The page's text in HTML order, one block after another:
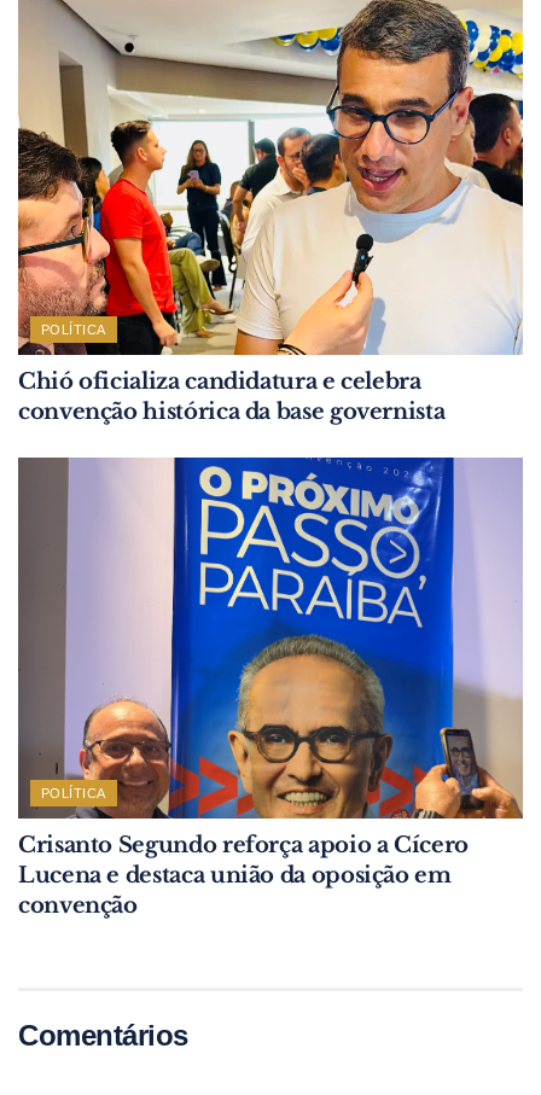
POLÍTICA
Chió oficializa candidatura e celebra
convenção histórica da base governista
POLÍTICA
Crisanto Segundo reforça apoio a Cícero
Lucena e destaca união da oposição em
convenção
Comentários